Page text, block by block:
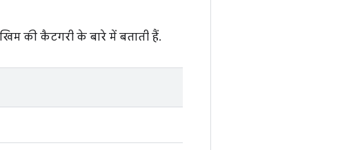
की कैटगरी के बारे में बताती हैं.